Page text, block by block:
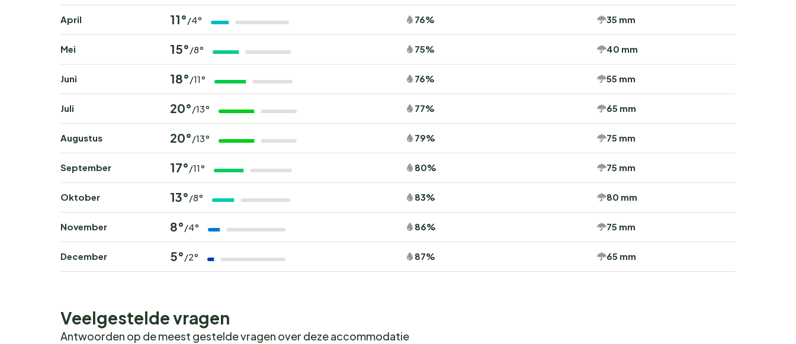
April 11° /4° 76% 35 mm
Mei 15° /8° 75% 40 mm
Juni 18° /11° 76% 55 mm
Juli 20° /13° 77% 65 mm
Augustus 20° /13° 79% 75 mm
September 17° /11° 80% 75 mm
Oktober 13° /8° 83% 80 mm
November 8° /4° 86% 75 mm
December 5° /2° 87% 65 mm
Veelgestelde vragen
Antwoorden op de meest gestelde vragen over deze accommodatie